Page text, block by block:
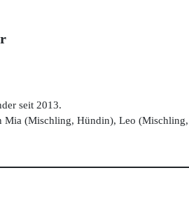
seit 2013.
Mia (Mischling, Hündin), Leo (Mischling,